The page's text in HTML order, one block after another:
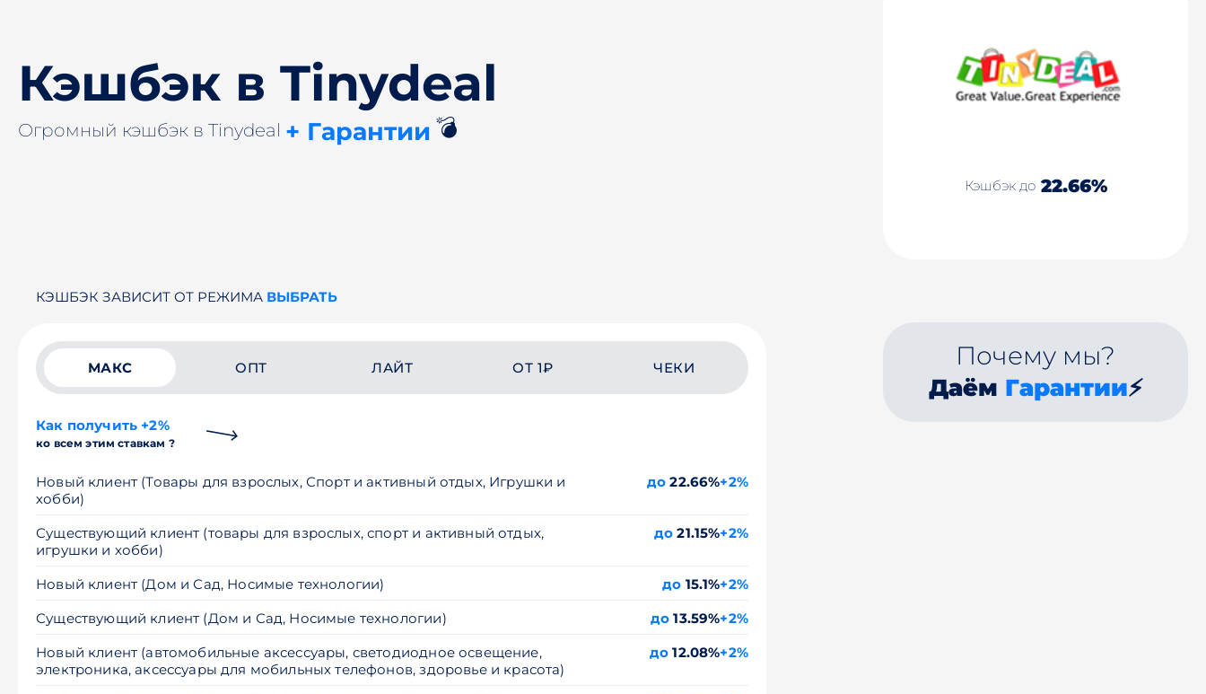
Кэшбэк в Tinydeal
Огромный кэшбэк в Tinydeal + Гарантии 💣
Кэшбэк до 22.66%
КЭШБЭК ЗАВИСИТ ОТ РЕЖИМА ВЫБРАТЬ
МАКС ОПТ ЛАЙТ ОТ 1₽ ЧЕКИ
Как получить +2%
ко всем этим ставкам ?
Новый клиент (Товары для взрослых, Спорт и активный отдых, Игрушки и
хобби)
до 22.66%+2%
Существующий клиент (товары для взрослых, спорт и активный отдых,
игрушки и хобби)
до 21.15%+2%
Новый клиент (Дом и Сад, Носимые технологии) до 15.1%+2%
Существующий клиент (Дом и Сад, Носимые технологии)
до 13.59%+2%
Новый клиент (автомобильные аксессуары, светодиодное освещение,
электроника, аксессуары для мобильных телефонов, здоровье и красота)
до 12.08%+2%
Почему мы?
Даём Гарантии⚡